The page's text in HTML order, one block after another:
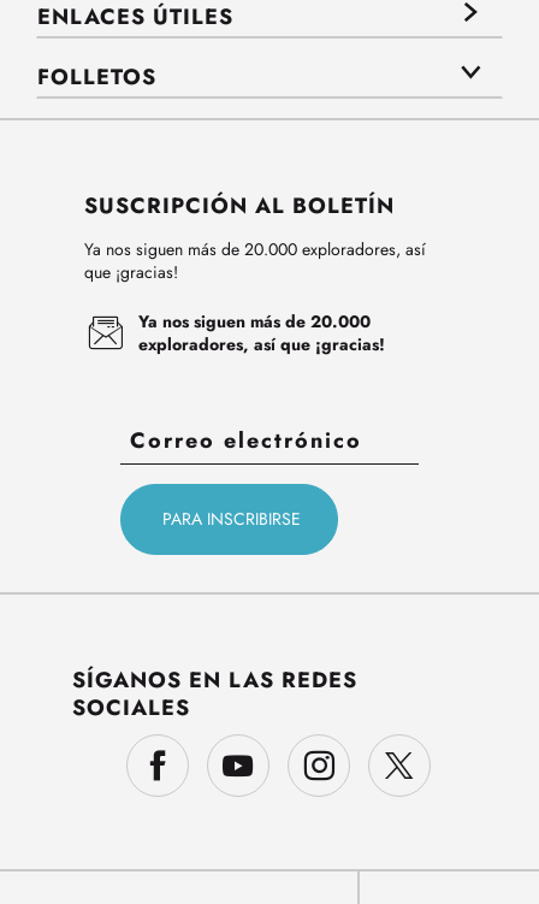
ENLACES ÚTILES
FOLLETOS
SUSCRIPCIÓN AL BOLETÍN
Ya nos siguen más de 20.000 exploradores, así
que ¡gracias!
Ya nos siguen más de 20.000
exploradores, así que ¡gracias!
SÍGANOS EN LAS REDES
SOCIALES